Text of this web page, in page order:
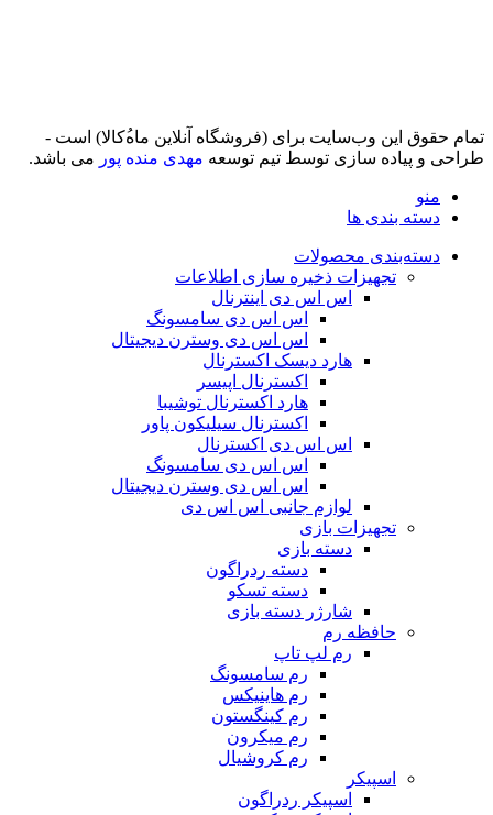
تمام حقوق اين وب‌سايت برای (فروشگاه آنلاین ماه‌‌‌‌‌‌ُکالا) است -
طراحی و پیاده سازی توسط تیم توسعه مهدی منده پور می باشد.
منو
دسته بندی ها
دسته‌بندی محصولات
تجهیزات ذخیره سازی اطلاعات
اس اس دی اینترنال
اس اس دی سامسونگ
اس اس دی وسترن دیجیتال
هارد دیسک اکسترنال
اکسترنال اپیسر
هارد اکسترنال توشیبا
اکسترنال سیلیکون پاور
اس اس دی اکسترنال
اس اس دی سامسونگ
اس اس دی وسترن دیجیتال
لوازم جانبی اس اس دی
تجهیزات بازی
دسته بازی
دسته ردراگون
دسته تسکو
شارژر دسته بازی
حافظه رم
رم لپ تاپ
رم سامسونگ
رم هاینیکس
رم کینگستون
رم میکرون
رم کروشیال
اسپیکر
اسپیکر ردراگون